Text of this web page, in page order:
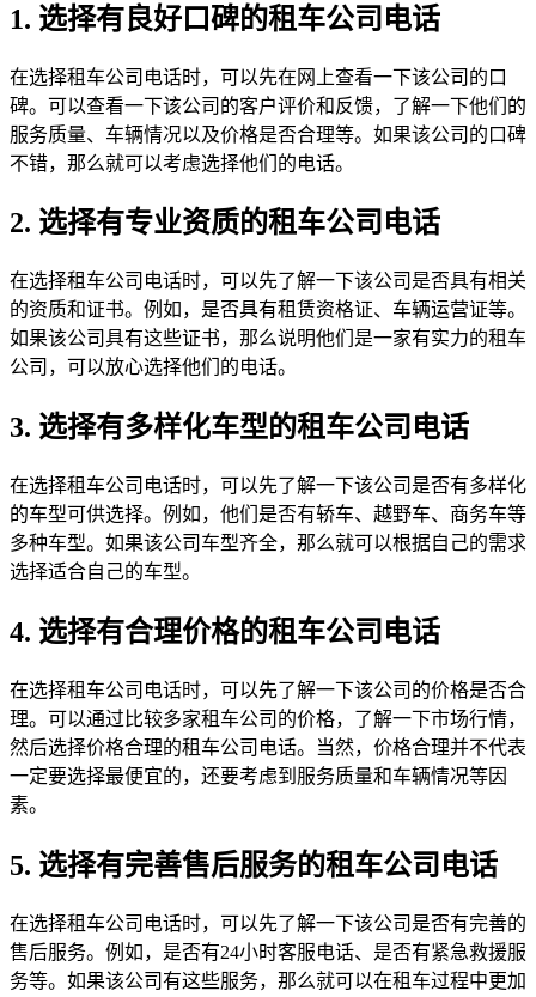
1. 选择有良好口碑的租车公司电话
在选择租车公司电话时，可以先在网上查看一下该公司的口
碑。可以查看一下该公司的客户评价和反馈，了解一下他们的
服务质量、车辆情况以及价格是否合理等。如果该公司的口碑
不错，那么就可以考虑选择他们的电话。
2. 选择有专业资质的租车公司电话
在选择租车公司电话时，可以先了解一下该公司是否具有相关
的资质和证书。例如，是否具有租赁资格证、车辆运营证等。
如果该公司具有这些证书，那么说明他们是一家有实力的租车
公司，可以放心选择他们的电话。
3. 选择有多样化车型的租车公司电话
在选择租车公司电话时，可以先了解一下该公司是否有多样化
的车型可供选择。例如，他们是否有轿车、越野车、商务车等
多种车型。如果该公司车型齐全，那么就可以根据自己的需求
选择适合自己的车型。
4. 选择有合理价格的租车公司电话
在选择租车公司电话时，可以先了解一下该公司的价格是否合
理。可以通过比较多家租车公司的价格，了解一下市场行情，
然后选择价格合理的租车公司电话。当然，价格合理并不代表
一定要选择最便宜的，还要考虑到服务质量和车辆情况等因
素。
5. 选择有完善售后服务的租车公司电话
在选择租车公司电话时，可以先了解一下该公司是否有完善的
售后服务。例如，是否有24小时客服电话、是否有紧急救援服
务等。如果该公司有这些服务，那么就可以在租车过程中更加